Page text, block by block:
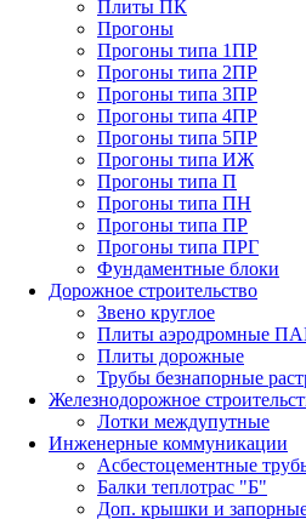
Плиты ПК
Прогоны
Прогоны типа 1ПР
Прогоны типа 2ПР
Прогоны типа 3ПР
Прогоны типа 4ПР
Прогоны типа 5ПР
Прогоны типа ИЖ
Прогоны типа П
Прогоны типа ПН
Прогоны типа ПР
Прогоны типа ПРГ
Фундаментные блоки
Дорожное строительство
Звено круглое
Плиты аэродромные
Плиты дорожные
Трубы безнапорные
Железнодорожное
Лотки междупутные
Инженерные коммуникации
Асбестоцементные
Балки теплотрас "Б"
Доп. крышки и